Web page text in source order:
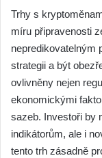
Trhy s
míru připravenosti
nepredikovatelným
strategii a být
ovlivněny nejen
ekonomickými
sazeb. Investoři by
indikátorům, ale i
tento trh zásadně